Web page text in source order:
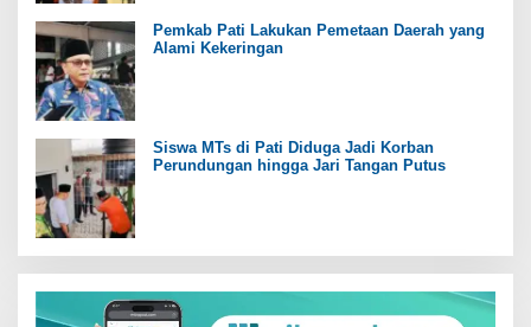
Pemkab Pati Lakukan Pemetaan Daerah yang
Alami Kekeringan
Siswa MTs di Pati Diduga Jadi Korban
Perundungan hingga Jari Tangan Putus